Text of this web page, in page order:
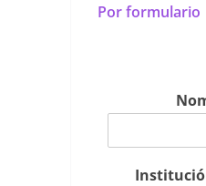
Por formulario